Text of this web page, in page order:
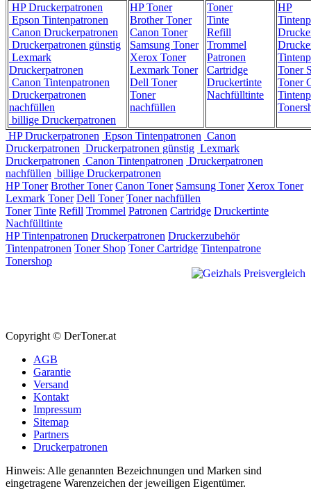
HP Druckerpatronen
Epson Tintenpatronen
Canon Druckerpatronen
Druckerpatronen günstig
Lexmark
Druckerpatronen
Canon Tintenpatronen
Druckerpatronen
nachfüllen
billige Druckerpatronen
HP Toner
Brother Toner
Canon Toner
Samsung Toner
Xerox Toner
Lexmark Toner
Dell Toner
Toner
nachfüllen
Toner
Tinte
Refill
Trommel
Patronen
Cartridge
Druckertinte
Nachfülltinte
HP
Toner
Toner
HP Druckerpatronen Epson Tintenpatronen Canon
Druckerpatronen Druckerpatronen günstig Lexmark
Druckerpatronen Canon Tintenpatronen Druckerpatronen
nachfüllen billige Druckerpatronen
HP Toner Brother Toner Canon Toner Samsung Toner Xerox Toner
Lexmark Toner Dell Toner Toner nachfüllen
Toner Tinte Refill Trommel Patronen Cartridge Druckertinte
Nachfülltinte
HP Tintenpatronen Druckerpatronen Druckerzubehör
Tintenpatronen Toner Shop Toner Cartridge Tintenpatrone
Tonershop
Copyright © DerToner.at
AGB
Garantie
Versand
Kontakt
Impressum
Sitemap
Partners
Druckerpatronen
Hinweis: Alle genannten Bezeichnungen und Marken sind
eingetragene Warenzeichen der jeweiligen Eigentümer.